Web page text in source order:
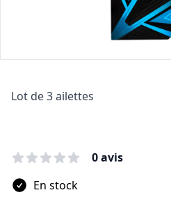
Description
Lot de 3 ailettes
0 avis
En stock